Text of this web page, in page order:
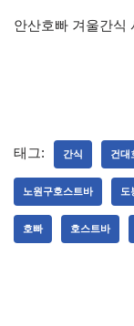
안산호빠 겨울간식
태그: 간식 건대
노원구호스트바 도
호빠 호스트바